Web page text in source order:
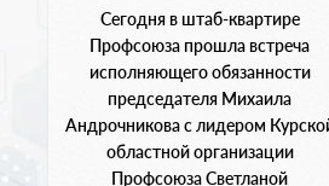
Сегодня в штаб-квартире
Профсоюза прошла встреча
исполняющего обязанности
председателя Михаила
Андрочникова с лидером
областной организации
Профсоюза Светланой